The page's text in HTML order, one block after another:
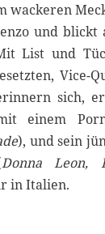
wackeren
und blickt
List und
Vice-
sich,
einem
), und sein
Donna Leon,
in Italien.